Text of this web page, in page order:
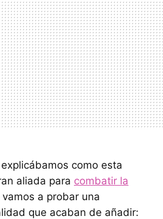
como esta
aliada para combatir la
vamos a probar una
que acaban de añadir: